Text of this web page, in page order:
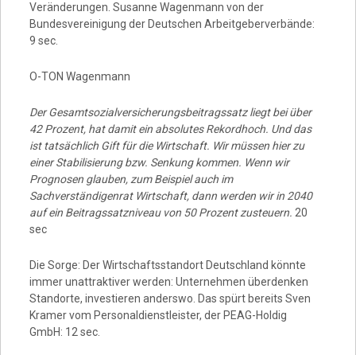
Veränderungen. Susanne Wagenmann von der
Bundesvereinigung der Deutschen Arbeitgeberverbände:
9 sec.
O-TON Wagenmann
Der Gesamtsozialversicherungsbeitragssatz liegt bei über
42 Prozent, hat damit ein absolutes Rekordhoch. Und das
ist tatsächlich Gift für die Wirtschaft. Wir müssen hier zu
einer Stabilisierung bzw. Senkung kommen. Wenn wir
Prognosen glauben, zum Beispiel auch im
Sachverständigenrat Wirtschaft, dann werden wir in 2040
auf ein Beitragssatzniveau von 50 Prozent zusteuern. 20
sec
Die Sorge: Der Wirtschaftsstandort Deutschland könnte
immer unattraktiver werden: Unternehmen überdenken
Standorte, investieren anderswo. Das spürt bereits Sven
Kramer vom Personaldienstleister, der PEAG-Holdig
GmbH: 12 sec.